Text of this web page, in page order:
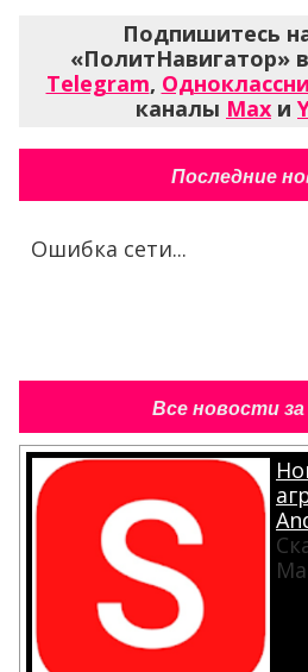
Подпишитесь
«ПолитНавигатор»
Telegram,
каналы Max и
Последние
Ошибка сети...
Все новости за